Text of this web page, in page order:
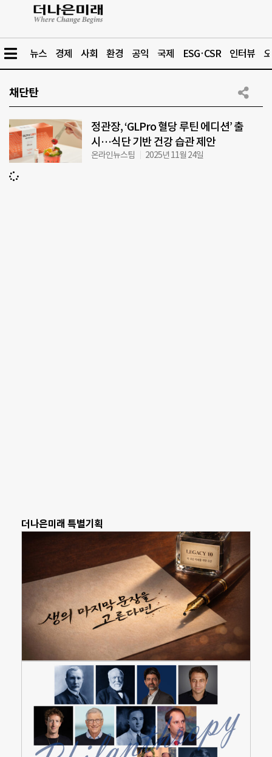
뉴스 경제 사회 환경 공익 국제 ESG·CSR 인터뷰
채단탄
정관장, ‘GLPro 혈당 루틴 에디션’ 출
시…식단 기반 건강 습관 제안
온라인뉴스팀 2025년 11월 24일
더나은미래 특별기획